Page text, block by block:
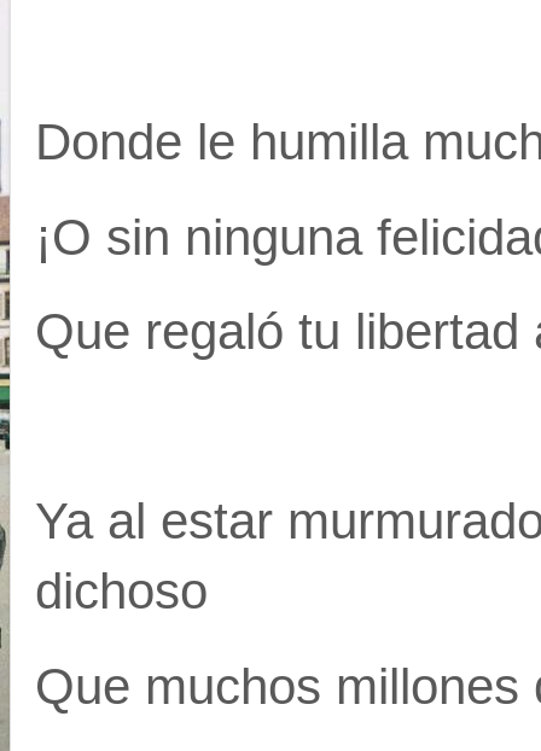
Donde le humilla
¡O sin ninguna
Que regaló tu libertad
Ya al estar
dichoso
Que muchos